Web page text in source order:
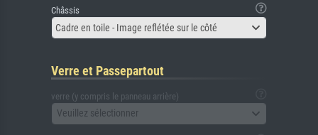
Châssis
Cadre en toile - Image reflétée sur le côté
Verre et Passepartout
verre (y compris le panneau arrière)
Veuillez sélectionner